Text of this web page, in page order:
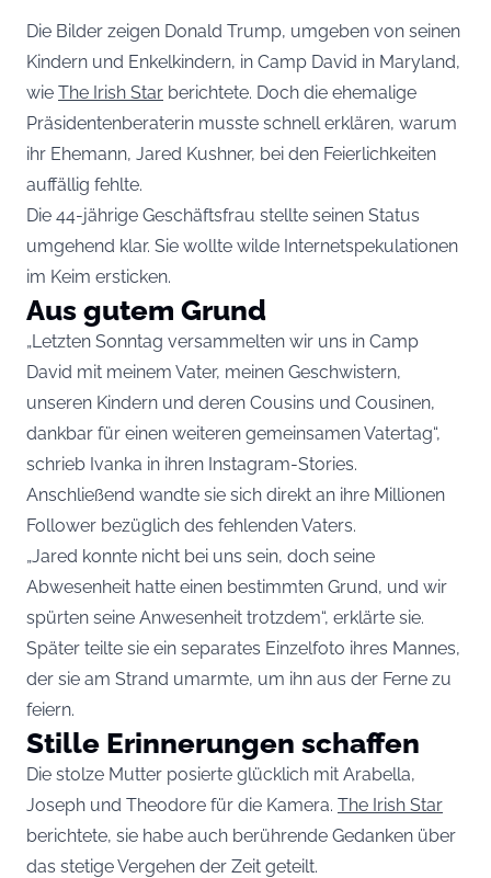
Die Bilder zeigen Donald Trump, umgeben von seinen
Kindern und Enkelkindern, in Camp David in Maryland,
wie The Irish Star berichtete. Doch die ehemalige
Präsidentenberaterin musste schnell erklären, warum
ihr Ehemann, Jared Kushner, bei den Feierlichkeiten
auffällig fehlte.
Die 44-jährige Geschäftsfrau stellte seinen Status
umgehend klar. Sie wollte wilde Internetspekulationen
im Keim ersticken.
Aus gutem Grund
„Letzten Sonntag versammelten wir uns in Camp
David mit meinem Vater, meinen Geschwistern,
unseren Kindern und deren Cousins und Cousinen,
dankbar für einen weiteren gemeinsamen Vatertag“,
schrieb Ivanka in ihren Instagram-Stories.
Anschließend wandte sie sich direkt an ihre Millionen
Follower bezüglich des fehlenden Vaters.
„Jared konnte nicht bei uns sein, doch seine
Abwesenheit hatte einen bestimmten Grund, und wir
spürten seine Anwesenheit trotzdem“, erklärte sie.
Später teilte sie ein separates Einzelfoto ihres Mannes,
der sie am Strand umarmte, um ihn aus der Ferne zu
feiern.
Stille Erinnerungen schaffen
Die stolze Mutter posierte glücklich mit Arabella,
Joseph und Theodore für die Kamera. The Irish Star
berichtete, sie habe auch berührende Gedanken über
das stetige Vergehen der Zeit geteilt.